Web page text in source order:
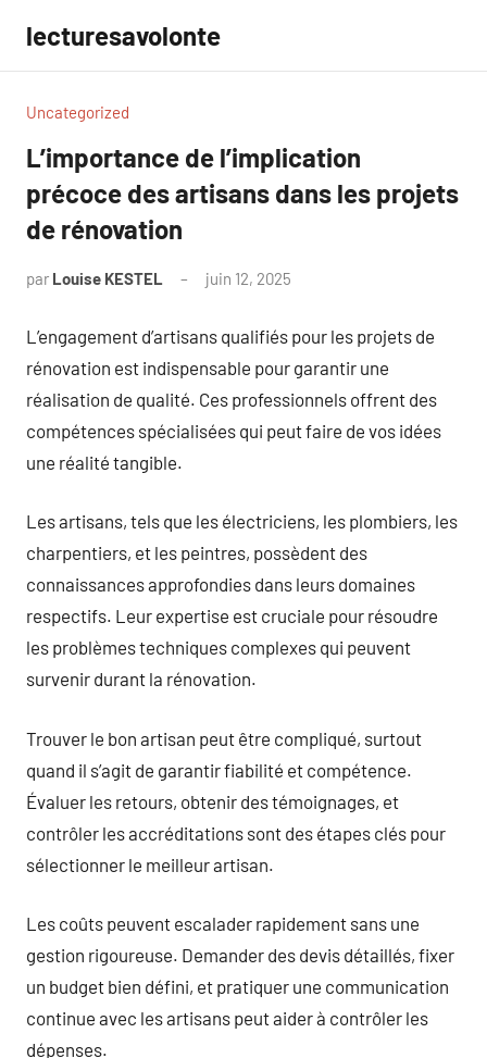
contenu
lecturesavolonte
Uncategorized
L’importance de l’implication
précoce des artisans dans les projets
de rénovation
par Louise KESTEL juin 12, 2025
L’engagement d’artisans qualifiés pour les projets de
rénovation est indispensable pour garantir une
réalisation de qualité. Ces professionnels offrent des
compétences spécialisées qui peut faire de vos idées
une réalité tangible.
Les artisans, tels que les électriciens, les plombiers, les
charpentiers, et les peintres, possèdent des
connaissances approfondies dans leurs domaines
respectifs. Leur expertise est cruciale pour résoudre
les problèmes techniques complexes qui peuvent
survenir durant la rénovation.
Trouver le bon artisan peut être compliqué, surtout
quand il s’agit de garantir fiabilité et compétence.
Évaluer les retours, obtenir des témoignages, et
contrôler les accréditations sont des étapes clés pour
sélectionner le meilleur artisan.
Les coûts peuvent escalader rapidement sans une
gestion rigoureuse. Demander des devis détaillés, fixer
un budget bien défini, et pratiquer une communication
continue avec les artisans peut aider à contrôler les
dépenses.